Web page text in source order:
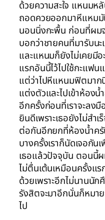
ด้วยความสะใจ แหนม
ถอดควยออกมาหีแหม
นอนนิ่งกะพื้น ก่อนที่ผม
บอกว่าชายคนที่มารับ
และแหนมก็ยังไม่เคยมีอ
แรกอันนี้ไว้ไปใช้กะแฟ
แต่ว่าไปหีแหนมฟิตมาก
แต่งตัวและไปเข้าห้อง
อีกครั้งก่อนที่เราจะลง
ยินดีเพราะเธอยังไม่สำ
ต่อกันอีกยกที่ห้องน้ำค
บางครั้งเราก็นัดเจอกัน
เธอแล้วปัจจุบัน ตอนนี้
ไม่ตื่นเต้นเหมือนครั้งแร
ด้วยเพราะอีกไม่นานนั
รังสิตจะมาอีกนั่นก็หมา
ไป